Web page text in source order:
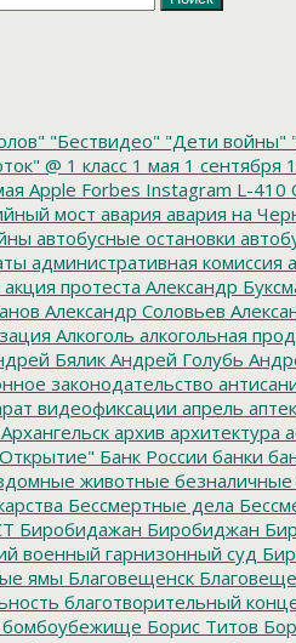
"Бествидео" "Дети войны"
@ 1 класс 1 мая 1 сентября
Apple Forbes Instagram L-410
мост авария авария на
автобусные остановки
административная комиссия
акция протеста Александр
Александр Соловьев
Алкоголь алкогольная
Бялик Андрей Голубь
законодательство
видеофиксации апрель
Архангельск архив архитектура
Банк России банки
животные
Бессмертные дела
Биробидажан Биробиджан
военный гарнизонный суд
ямы Благовещенск
благотворительный
бомбоубежище Борис Титов